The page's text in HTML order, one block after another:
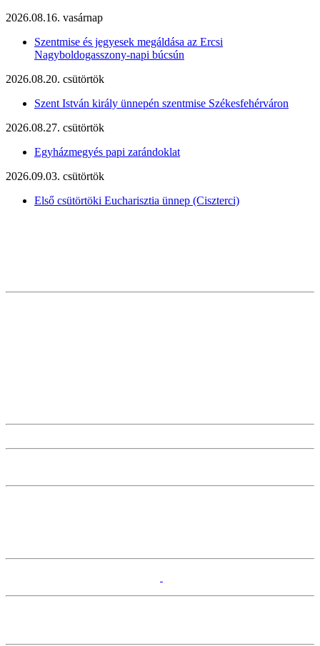
2026.08.16. vasárnap
Szentmise és jegyesek megáldása az Ercsi
Nagyboldogasszony-napi búcsún
2026.08.20. csütörtök
Szent István király ünnepén szentmise Székesfehérváron
2026.08.27. csütörtök
Egyházmegyés papi zarándoklat
2026.09.03. csütörtök
Első csütörtöki Eucharisztia ünnep (Ciszterci)